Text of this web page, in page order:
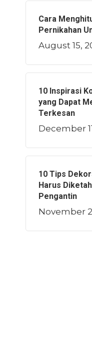
Cara
Pernikahan
August 15,
10 Inspirasi
yang Dapat
Terkesan
December
10 Tips
Harus
Pengantin
November